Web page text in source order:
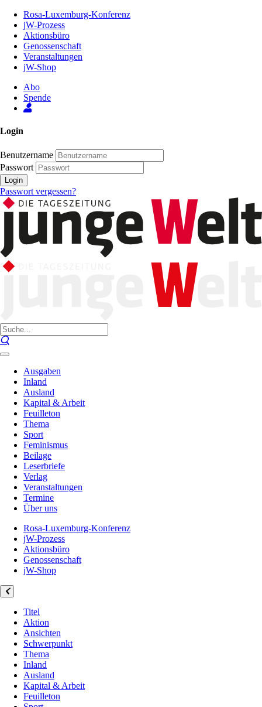
Inhalt
Seite
Rosa-Luxemburg-Konferenz
jW-Prozess
Aktionsbüro
Genossenschaft
Veranstaltungen
jW-Shop
Abo
Spende
Login
Benutzername
Passwort
Login
Passwort vergessen?
Ausgaben
Inland
Ausland
Kapital & Arbeit
Feuilleton
Thema
Sport
Feminismus
Beilage
Leserbriefe
Verlag
Veranstaltungen
Termine
Über uns
Rosa-Luxemburg-Konferenz
jW-Prozess
Aktionsbüro
Genossenschaft
jW-Shop
Titel
Aktion
Ansichten
Schwerpunkt
Thema
Inland
Ausland
Kapital & Arbeit
Feuilleton